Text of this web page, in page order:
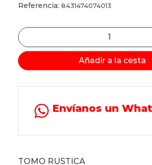
Referencia: 8431474074013
Añadir a la cesta
Envíanos un
TOMO RUSTICA